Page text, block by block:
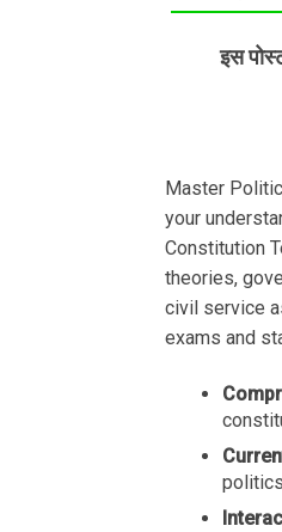
इस
Master
your
Constitution
theories,
civil service
exams and